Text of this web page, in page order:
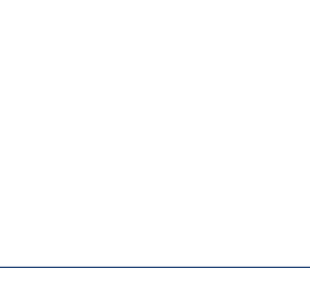
년 12월 31일)에 대한 외부회